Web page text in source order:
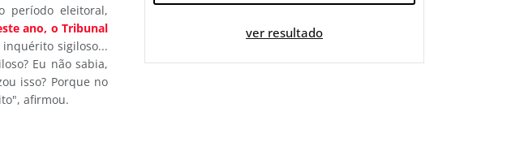
período eleitoral,
ano, o Tribunal
inquérito sigiloso...
Eu não sabia,
isso? Porque no
afirmou.
ver resultado